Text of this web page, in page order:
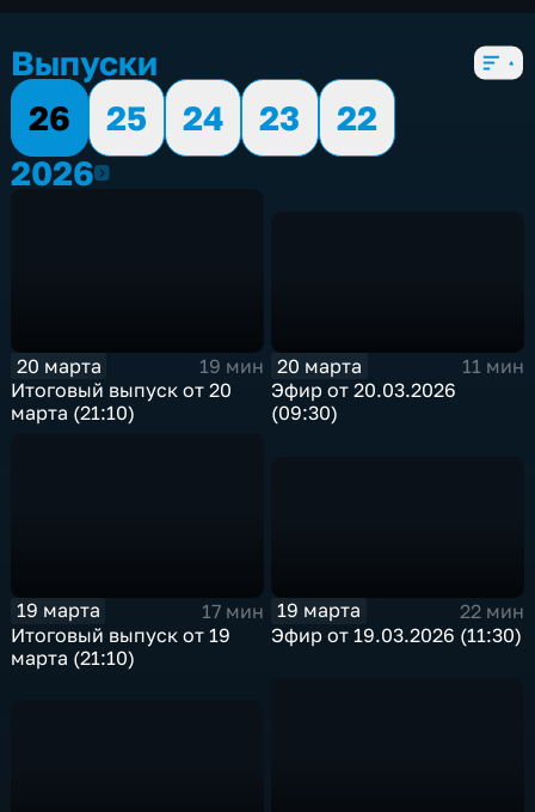
Выпуски
26
25 24 23
22
20262026
20 марта
19 мин
Итоговый выпуск от 20
марта (21:10)
20 марта
11 мин
Эфир от 20.03.2026
(09:30)
19 марта
17 мин
Итоговый выпуск от 19
марта (21:10)
19 марта
22 мин
Эфир от 19.03.2026 (11:30)